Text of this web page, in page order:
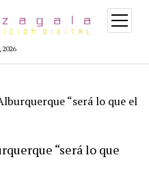
2026
abrir
menú
“será lo que el
“será lo que